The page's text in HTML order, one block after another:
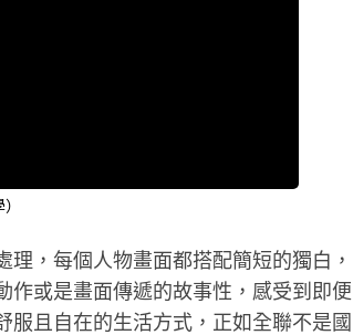
，每個人物畫面都搭配簡短的獨白，
作或是畫面傳遞的故事性，感受到即便
服且自在的生活方式，正如全聯不是國